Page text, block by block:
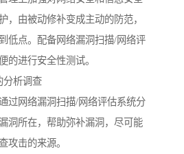
，由被动修补变成主动的防范，
低点。配备网络漏洞扫描/网络评
的进行安全性测试。
分析调查
过网络漏洞扫描/网络评估系统分
洞所在，帮助弥补漏洞，尽可能
攻击的来源。